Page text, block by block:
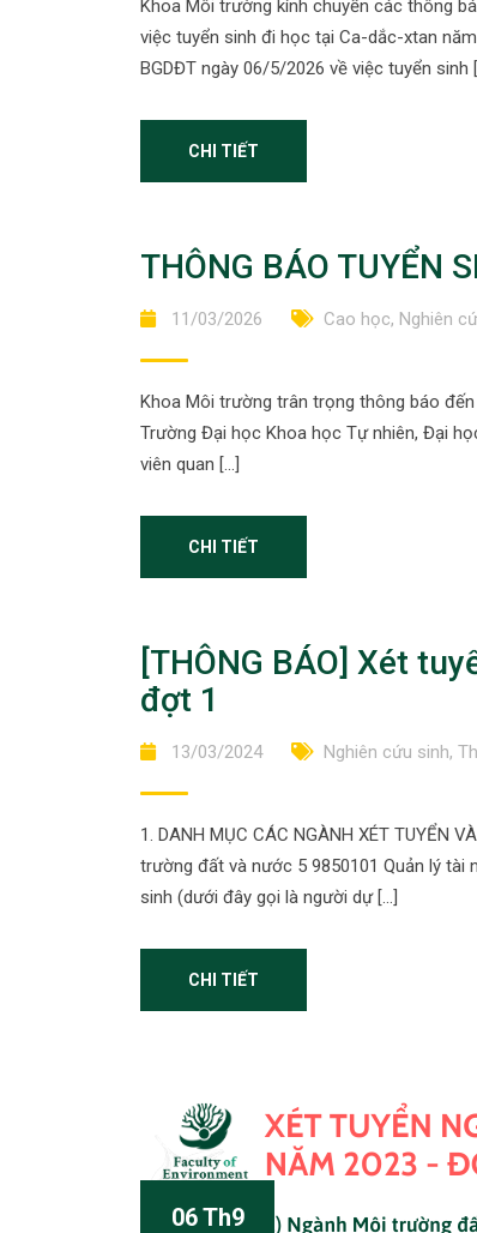
Khoa Môi trường kính chuyển các thông
việc tuyển sinh đi học tại Ca-dắc-xtan
BGDĐT ngày 06/5/2026 về việc tuyển sinh
CHI TIẾT
THÔNG BÁO TUYỂN
11/03/2026 Cao học, Nghiên
Khoa Môi trường trân trọng thông báo
Trường Đại học Khoa học Tự nhiên, Đại
viên quan […]
CHI TIẾT
[THÔNG BÁO] Xét
đợt 1
13/03/2024 Nghiên cứu sinh,
1. DANH MỤC CÁC NGÀNH XÉT TUYỂN
trường đất và nước 5 9850101 Quản lý tài
sinh (dưới đây gọi là người dự […]
CHI TIẾT
06 Th9